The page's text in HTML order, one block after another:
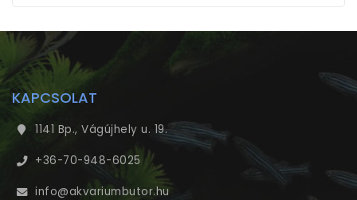
KAPCSOLAT
1141 Bp., Vágújhely u. 19.
+36-70-948-6025
info@akvariumbutor.hu